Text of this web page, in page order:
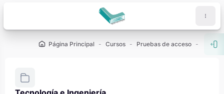
Página Principal Cursos Pruebas de acceso PAU -